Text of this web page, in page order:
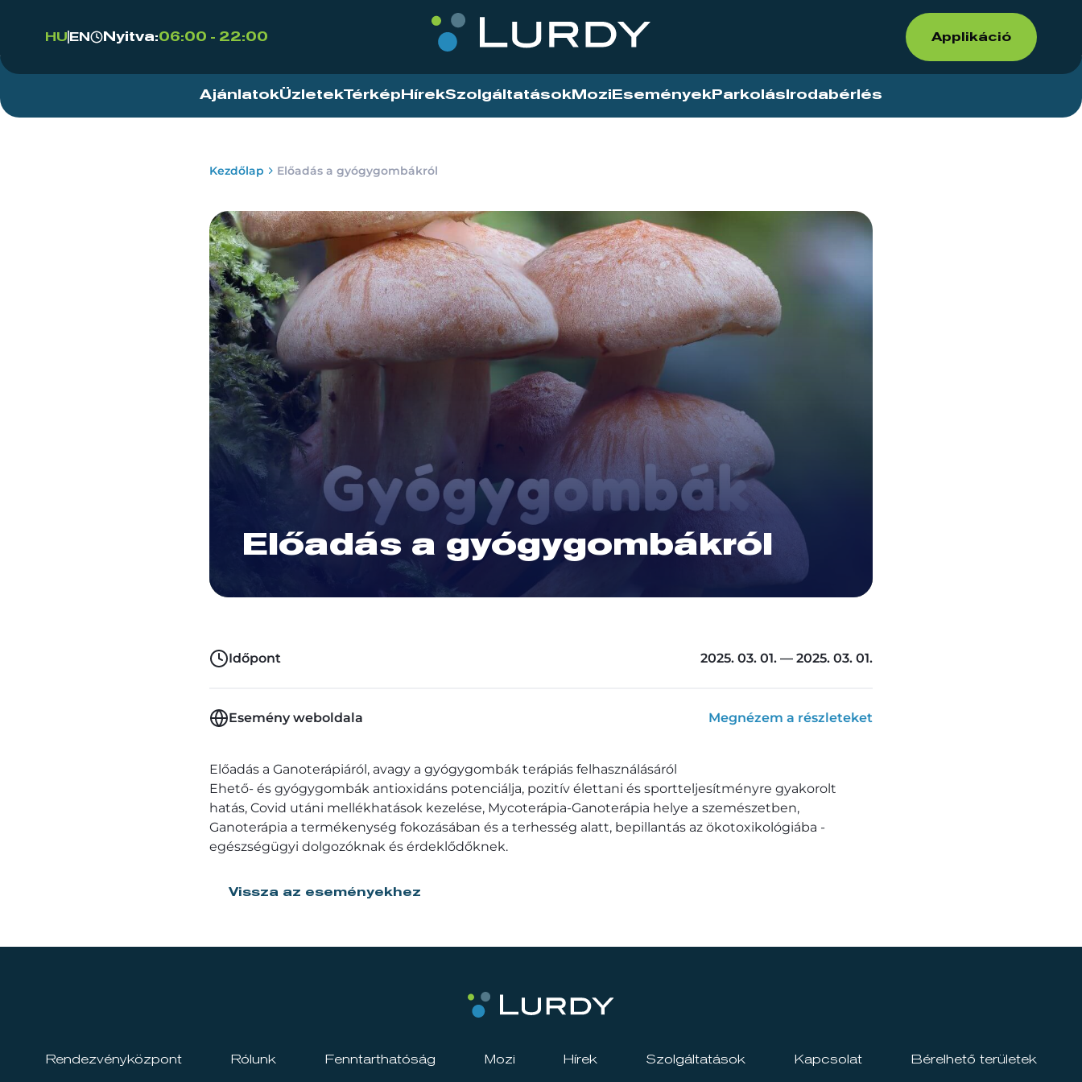
HU EN Nyitva:06:00 - 22:00 Applikáció
AjánlatokÜzletekTérkép HírekSzolgáltatások Mozi Események Parkolás Irodabérlés
Kezdőlap Előadás a gyógygombákról
Előadás a gyógygombákról
Időpont 2025. 03. 01. — 2025. 03. 01.
Esemény weboldala Megnézem a részleteket
Előadás a Ganoterápiáról, avagy a gyógygombák terápiás felhasználásáról
Ehető- és gyógygombák antioxidáns potenciálja, pozitív élettani és sportteljesítményre gyakorolt
hatás, Covid utáni mellékhatások kezelése, Mycoterápia-Ganoterápia helye a szemészetben,
Ganoterápia a termékenység fokozásában és a terhesség alatt, bepillantás az ökotoxikológiába -
egészségügyi dolgozóknak és érdeklődőknek.
Vissza az eseményekhez
Rendezvényközpont Rólunk Fenntarthatóság Mozi Hírek Szolgáltatások Kapcsolat Bérelhető területek